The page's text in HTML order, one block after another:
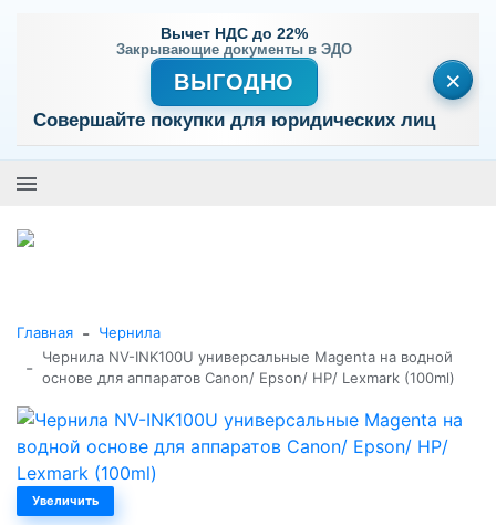
Вычет НДС до 22%
Закрывающие документы в ЭДО
ВЫГОДНО
Совершайте покупки для юридических лиц
×
Главная - Чернила
-
Чернила NV-INK100U универсальные Magenta на водной
основе для аппаратов Сanon/ Epson/ НР/ Lexmark (100ml)
Увеличить